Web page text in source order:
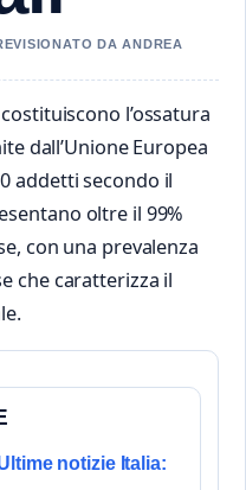
DA ANDREA
l’ossatura
dall’Unione Europea
addetti secondo il
oltre il 99%
con una prevalenza
che caratterizza il
notizie Italia: